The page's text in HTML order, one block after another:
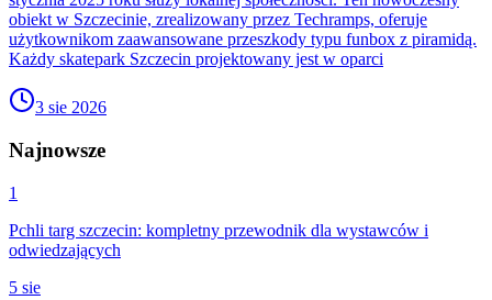
obiekt w Szczecinie, zrealizowany przez Techramps, oferuje
użytkownikom zaawansowane przeszkody typu funbox z piramidą.
Każdy skatepark Szczecin projektowany jest w oparci
3 sie 2026
Najnowsze
1
Pchli targ szczecin: kompletny przewodnik dla wystawców i
odwiedzających
5 sie